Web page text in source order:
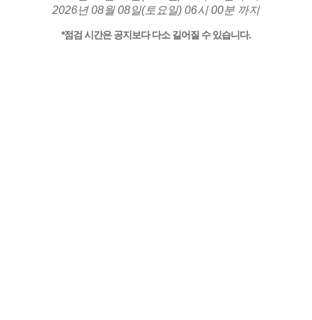
2026년 08월 08일(토요일) 06시 00분 까지
*점검 시간은 공지보다 다소 길어질 수 있습니다.